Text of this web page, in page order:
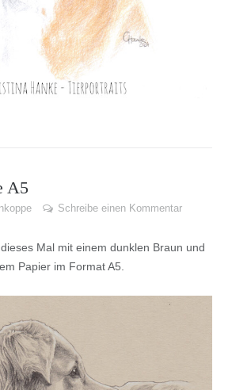
A5
Schreibe einen Kommentar
Mal mit einem dunklen Braun und
Papier im Format A5.